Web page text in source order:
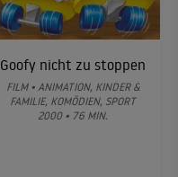
Goofy nicht zu stoppen
FILM • ANIMATION, KINDER &
FAMILIE, KOMÖDIEN, SPORT
2000 • 76 MIN.